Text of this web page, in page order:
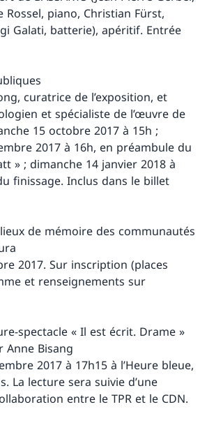
Rossel, piano, Christian Fürst,
Galati, batterie), apéritif. Entrée
curatrice de l’exposition, et
et spécialiste de l’œuvre de
15 octobre 2017 à 15h ;
2017 à 16h, en préambule du
» ; dimanche 14 janvier 2018 à
finissage. Inclus dans le billet
de mémoire des communautés
2017. Sur inscription (places
et renseignements sur
spectacle « Il est écrit. Drame »
Anne Bisang
2017 à 17h15 à l’Heure bleue,
La lecture sera suivie d’une
entre le TPR et le CDN.